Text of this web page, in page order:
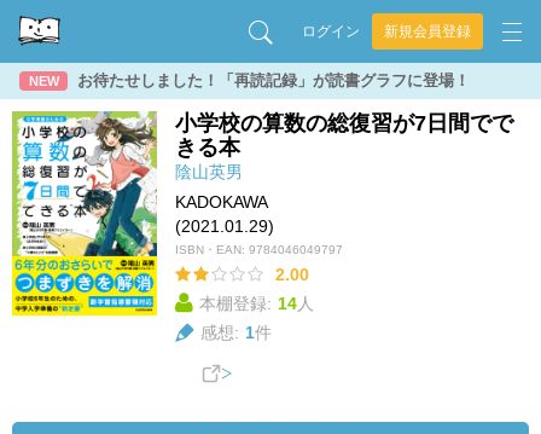
ログイン 新規会員登録
NEW お待たせしました！「再読記録」が読書グラフに登場！
小学校の算数の総復習が7日間でで
きる本
陰山英男
KADOKAWA
(2021.01.29)
ISBN・EAN: 9784046049797
2.00
本棚登録: 14人
感想: 1件